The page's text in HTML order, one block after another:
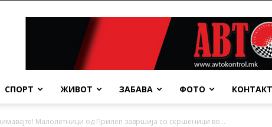
СПОРТ ЖИВОТ ЗАБАВА ФОТО КОНТАКТ
Малолетници од Прилеп завршија со скршеници во...